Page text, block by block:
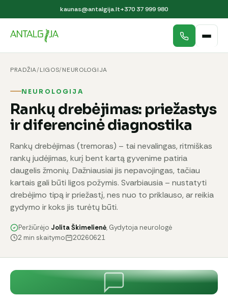
kaunas@antalgija.lt+370 37 999 980
PRADŽIA/LIGOS/NEUROLOGIJA
NEUROLOGIJA
Rankų drebėjimas: priežastys
ir diferencinė diagnostika
Rankų drebėjimas (tremoras) – tai nevalingas, ritmiškas
rankų judėjimas, kurį bent kartą gyvenime patiria
daugelis žmonių. Dažniausiai jis nepavojingas, tačiau
kartais gali būti ligos požymis. Svarbiausia – nustatyti
drebėjimo tipą ir priežastį, nes nuo to priklauso, ar reikia
gydymo ir koks jis turėtų būti.
Peržiūrėjo Jolita Škimelienė, Gydytoja neurologė
2 min skaitymo
20260621